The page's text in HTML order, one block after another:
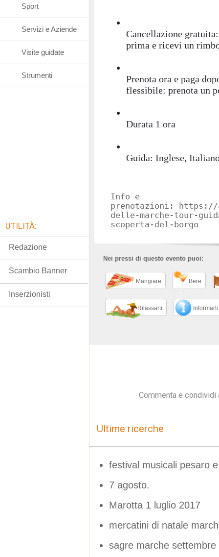
Cancellazione
prima e ricevi un
Prenota ora e paga
flessibile: prenota un
Durata 1 ora
Guida: Inglese,
Info e
prenotazioni:
delle-marche-tour-
scoperta-del-borgo
Nei pressi di questo evento puoi:
Mangiare Bere
Rilassarti Informarti
Commenta e
Ultime ricerche
festival musicali pesaro
7 agosto.
Marotta 1 luglio 2017
mercatini di natale
sagre marche settembre
Sport
Servizi e Aziende
Visite guidate
Strumenti
UTILITÀ:
Redazione
Scambio Banner
Inserzionisti